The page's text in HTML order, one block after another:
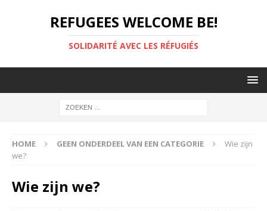
REFUGEES WELCOME BE!
SOLIDARITÉ AVEC LES RÉFUGIÉS
HOME GEEN ONDERDEEL VAN EEN CATEGORIE
Wie zijn
we?
Wie zijn we?